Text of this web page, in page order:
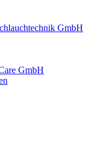
GmbH
GmbH